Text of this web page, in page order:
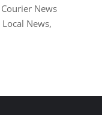
Courier News
Local News,